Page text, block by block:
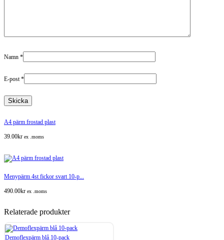
Namn *
E-post *
A4 pärm frostad plast
39.00kr ex .moms
Menypärm 4st fickor svart 10-p...
490.00kr ex .moms
Relaterade produkter
Demoflexpärm blå 10-pack